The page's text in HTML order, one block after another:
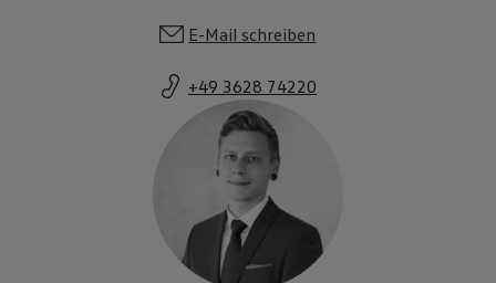
E-Mail schreiben
+49 3628 74220